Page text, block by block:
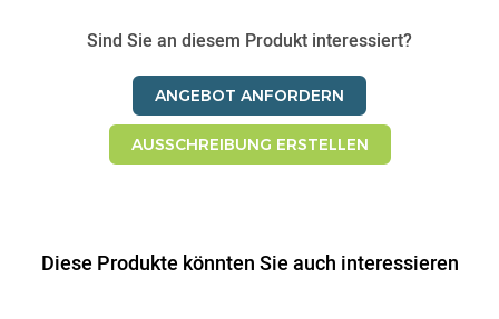
Sind Sie an diesem Produkt interessiert?
ANGEBOT ANFORDERN
AUSSCHREIBUNG ERSTELLEN
Diese Produkte könnten Sie auch interessieren